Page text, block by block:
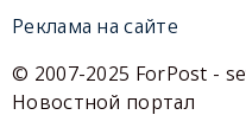
Реклама на сайте
© 2007-2025 ForPost -
Новостной портал